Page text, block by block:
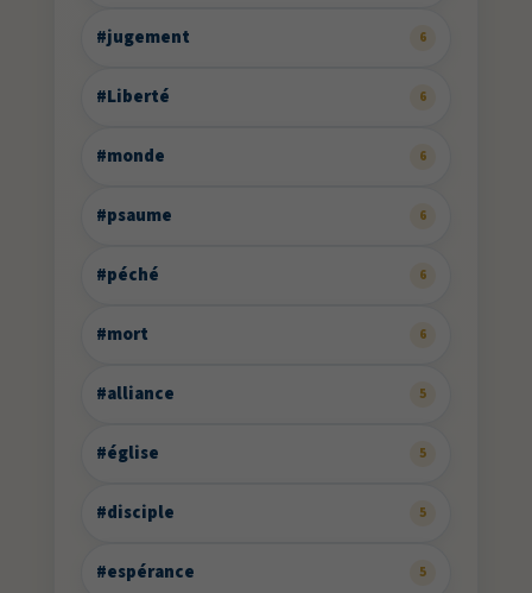
#jugement 6
#Liberté 6
#monde 6
#psaume 6
#péché 6
#mort 6
#alliance 5
#église 5
#disciple 5
#espérance 5